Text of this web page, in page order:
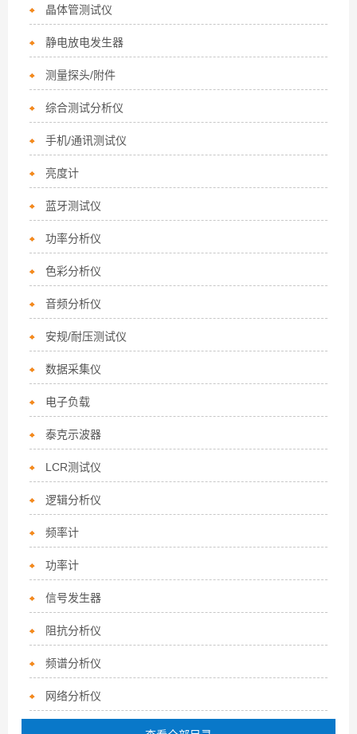
晶体管测试仪
静电放电发生器
测量探头/附件
综合测试分析仪
手机/通讯测试仪
亮度计
蓝牙测试仪
功率分析仪
色彩分析仪
音频分析仪
安规/耐压测试仪
数据采集仪
电子负载
泰克示波器
LCR测试仪
逻辑分析仪
频率计
功率计
信号发生器
阻抗分析仪
频谱分析仪
网络分析仪